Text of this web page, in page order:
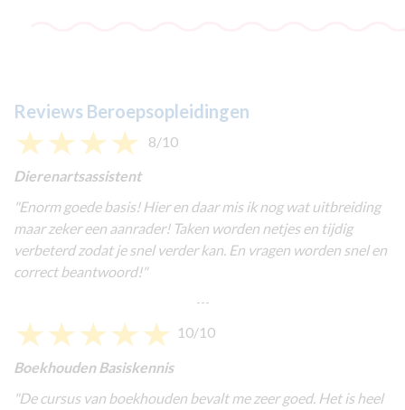
Reviews Beroepsopleidingen
8/10
Dierenartsassistent
"Enorm goede basis! Hier en daar mis ik nog wat uitbreiding
maar zeker een aanrader! Taken worden netjes en tijdig
verbeterd zodat je snel verder kan. En vragen worden snel en
correct beantwoord!"
---
10/10
Boekhouden Basiskennis
"De cursus van boekhouden bevalt me zeer goed. Het is heel